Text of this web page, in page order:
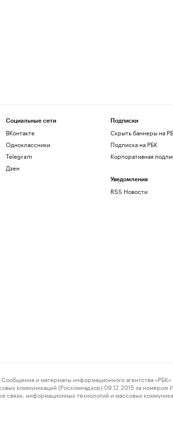
Социальные сети
ВКонтакте
Одноклассники
Telegram
Дзен
Подписки
Скрыть баннеры на
Подписка на РБК
Корпоративная
Уведомления
RSS Новости
и материалы информационного агентства «РБК»
коммуникаций (Роскомнадзор) 09.12.2015 за
связи, информационных технологий и массовых